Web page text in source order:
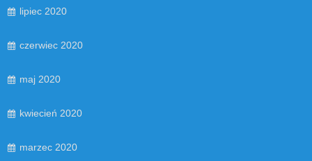
lipiec 2020
czerwiec 2020
maj 2020
kwiecień 2020
marzec 2020